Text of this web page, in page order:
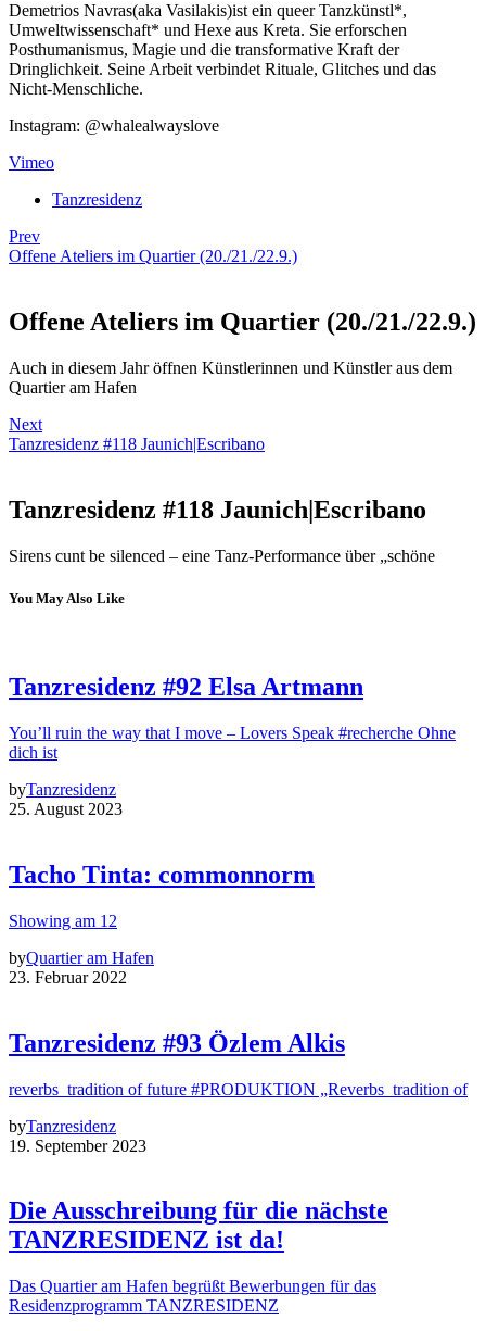
Demetrios Navras(aka Vasilakis)ist ein queer Tanzkünstl*,
Umweltwissenschaft* und Hexe aus Kreta. Sie erforschen
Posthumanismus, Magie und die transformative Kraft der
Dringlichkeit. Seine Arbeit verbindet Rituale, Glitches und das
Nicht-Menschliche.
Instagram: @whalealwayslove
Vimeo
Tanzresidenz
Prev
Offene Ateliers im Quartier (20./21./22.9.)
Offene Ateliers im Quartier (20./21./22.9.)
Auch in diesem Jahr öffnen Künstlerinnen und Künstler aus dem
Quartier am Hafen
Next
Tanzresidenz #118 Jaunich|Escribano
Tanzresidenz #118 Jaunich|Escribano
Sirens cunt be silenced – eine Tanz-Performance über „schöne
You May Also Like
Tanzresidenz #92 Elsa Artmann
You’ll ruin the way that I move – Lovers Speak #recherche Ohne
dich ist
byTanzresidenz
25. August 2023
Tacho Tinta: commonnorm
Showing am 12
byQuartier am Hafen
23. Februar 2022
Tanzresidenz #93 Özlem Alkis
reverbs_tradition of future #PRODUKTION „Reverbs_tradition of
byTanzresidenz
19. September 2023
Die Ausschreibung für die nächste
TANZRESIDENZ ist da!
Das Quartier am Hafen begrüßt Bewerbungen für das
Residenzprogramm TANZRESIDENZ